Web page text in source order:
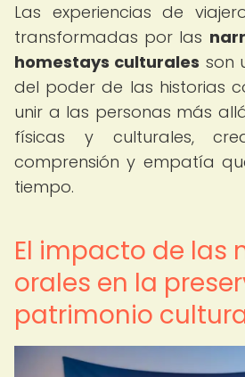
Las experiencias de
transformadas por las
homestays culturales son
del poder de las historias
unir a las personas más
físicas y culturales,
comprensión y empatía
tiempo.
El impacto de las
orales en la
patrimonio